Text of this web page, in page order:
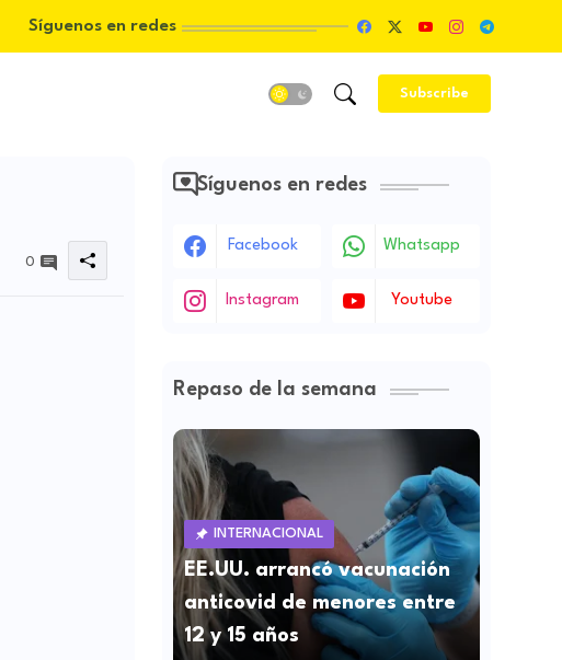
Síguenos en redes
Subscribe
0
Síguenos en redes
Facebook Whatsapp
Instagram Youtube
Repaso de la semana
INTERNACIONAL
EE.UU. arrancó vacunación
anticovid de menores entre
12 y 15 años